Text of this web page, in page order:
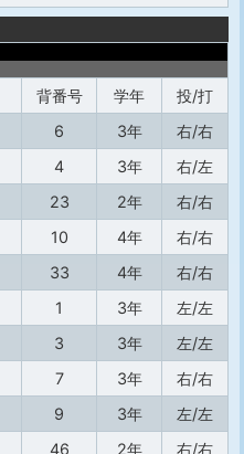
背番号 学年
投/打
6 3年
右/右
4 3年
右/左
23 2年
右/右
10 4年
右/右
33 4年
右/右
1 3年
左/左
3 3年
左/左
7 3年
右/右
9 3年
左/左
46 2年
右/右